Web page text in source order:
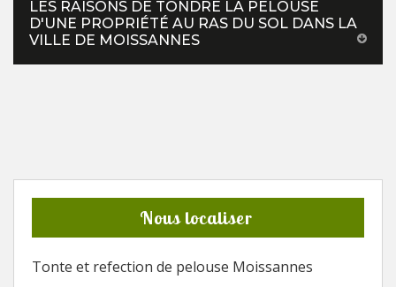
LES RAISONS DE TONDRE LA PELOUSE
D'UNE PROPRIÉTÉ AU RAS DU SOL DANS LA
VILLE DE MOISSANNES
Nous localiser
Tonte et refection de pelouse Moissannes